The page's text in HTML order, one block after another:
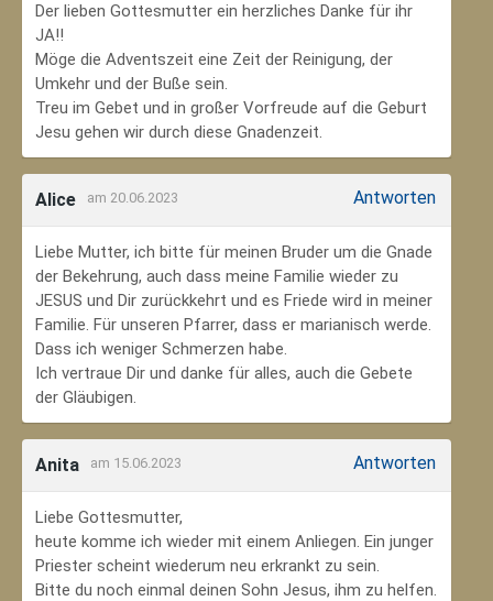
Der lieben Gottesmutter ein herzliches Danke für ihr
JA!!
Möge die Adventszeit eine Zeit der Reinigung, der
Umkehr und der Buße sein.
Treu im Gebet und in großer Vorfreude auf die Geburt
Jesu gehen wir durch diese Gnadenzeit.
Alice am 20.06.2023 Antworten
Liebe Mutter, ich bitte für meinen Bruder um die Gnade
der Bekehrung, auch dass meine Familie wieder zu
JESUS und Dir zurückkehrt und es Friede wird in meiner
Familie. Für unseren Pfarrer, dass er marianisch werde.
Dass ich weniger Schmerzen habe.
Ich vertraue Dir und danke für alles, auch die Gebete
der Gläubigen.
Anita am 15.06.2023 Antworten
Liebe Gottesmutter,
heute komme ich wieder mit einem Anliegen. Ein junger
Priester scheint wiederum neu erkrankt zu sein.
Bitte du noch einmal deinen Sohn Jesus, ihm zu helfen.